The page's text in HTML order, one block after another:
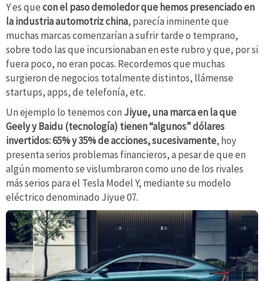
Y es quecon el paso demoledor que hemos presenciado en
la industria automotriz china, parecía inminente que
muchas marcas comenzarían a sufrir tarde o temprano,
sobre todo las que incursionaban en este rubro y que, por si
fuera poco, no eran pocas. Recordemos que muchas
surgieron de negocios totalmente distintos, llámense
startups, apps, de telefonía, etc.
Un ejemplo lo tenemos con Jiyue, una marca en la que
Geely y Baidu (tecnología) tienen “algunos” dólares
invertidos: 65% y 35% de acciones, sucesivamente, hoy
presenta serios problemas financieros, a pesar de que en
algún momento se vislumbraron como uno de los rivales
más serios para el Tesla Model Y, mediante su modelo
eléctrico denominado Jiyue 07.